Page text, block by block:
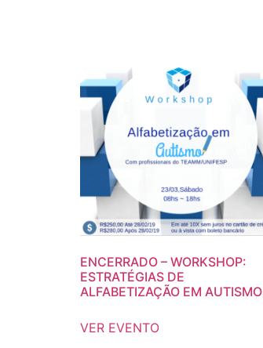
ENCERRADO – WORKSHOP:
ESTRATÉGIAS DE
ALFABETIZAÇÃO EM AUTISMO
VER EVENTO